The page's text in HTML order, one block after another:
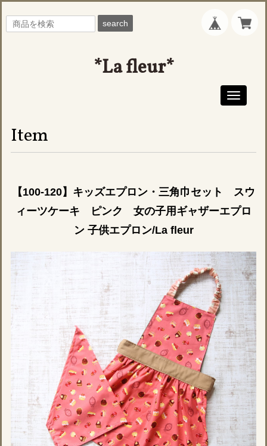
search
*La fleur*
Toggle
Item
【100-120】キッズエプロン・三角巾セット スウ
ィーツケーキ ピンク 女の子用ギャザーエプロ
ン 子供エプロン/La fleur